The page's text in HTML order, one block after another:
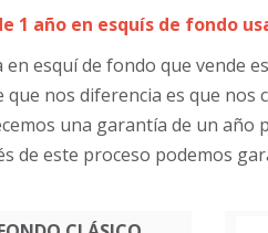
1 año en esquís de fondo
esquí de fondo que vende
nos diferencia es que
una garantía de un año
de este proceso podemos